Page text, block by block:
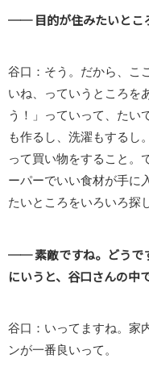
── 目的が住みたいとこ
谷口：そう。だから、こ
いね、っていうところを
う！」っていって、たい
も作るし、洗濯もするし
って買い物をすること。
ーパーでいい食材が手に
たいところをいろいろ探
── 素敵ですね。どうで
にいうと、谷口さんの中
谷口：いってますね。家
ンが一番良いって。